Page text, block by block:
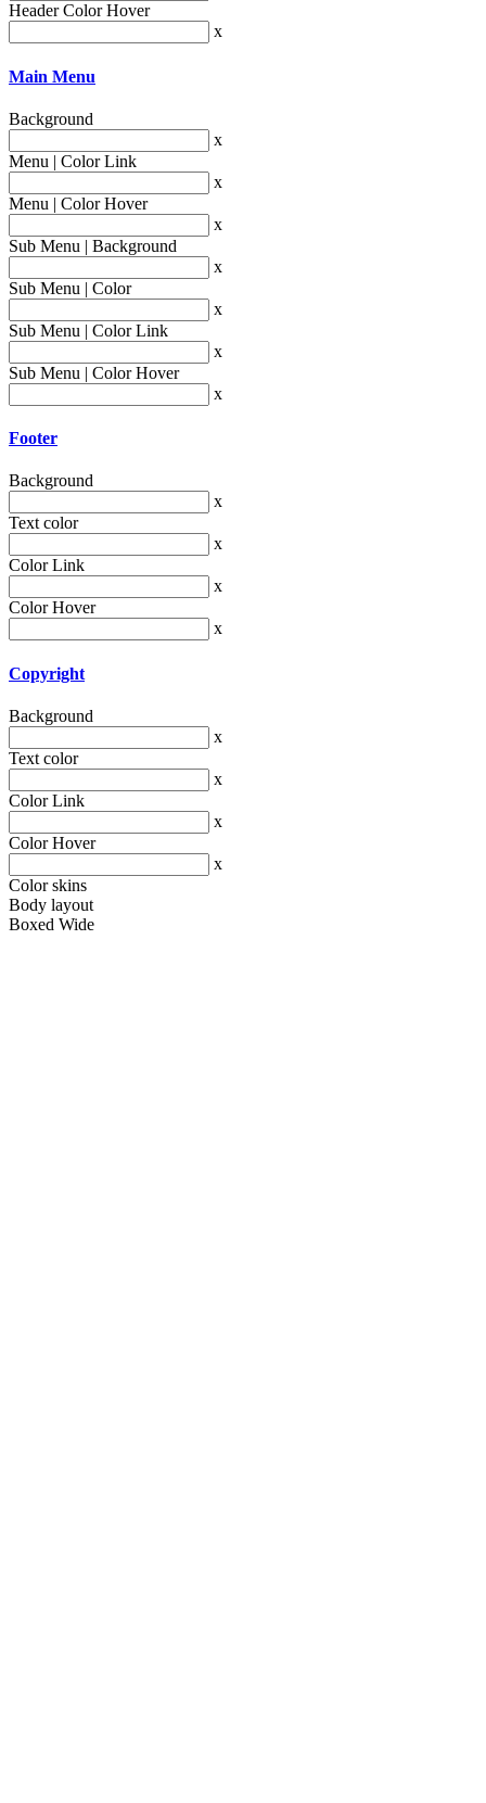
Header Color Hover
x
Main Menu
Background
x
Menu | Color Link
x
Menu | Color Hover
x
Sub Menu | Background
x
Sub Menu | Color
x
Sub Menu | Color Link
x
Sub Menu | Color Hover
x
Footer
Background
x
Text color
x
Color Link
x
Color Hover
x
Copyright
Background
x
Text color
x
Color Link
x
Color Hover
x
Color skins
Body layout
Boxed Wide